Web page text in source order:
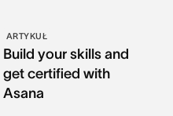
ARTYKUŁ
Build your skills and
get certified with
Asana